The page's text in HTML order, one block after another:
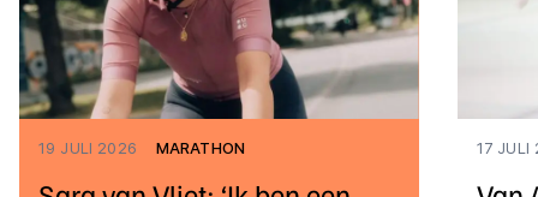
19 JULI 2026 MARATHON 17 JULI